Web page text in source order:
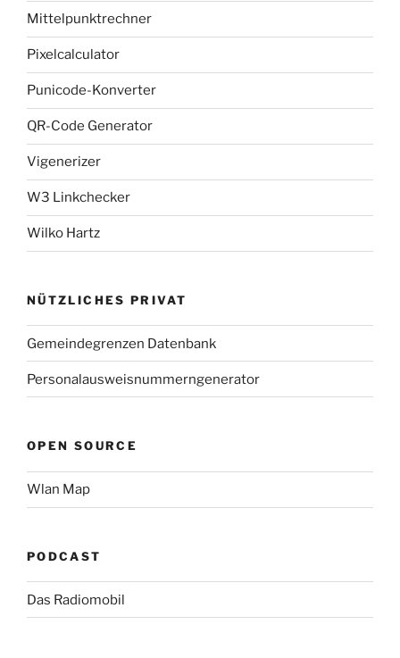
Mittelpunktrechner
Pixelcalculator
Punicode-Konverter
QR-Code Generator
Vigenerizer
W3 Linkchecker
Wilko Hartz
NÜTZLICHES PRIVAT
Gemeindegrenzen Datenbank
Personalausweisnummerngenerator
OPEN SOURCE
Wlan Map
PODCAST
Das Radiomobil